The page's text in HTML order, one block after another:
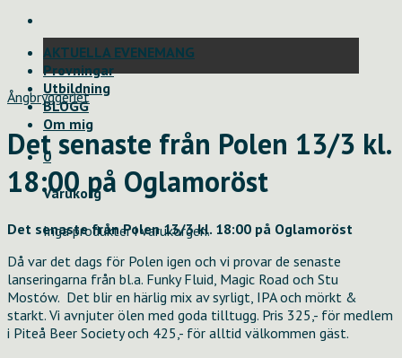
AKTUELLA EVENEMANG
Provningar
Utbildning
BLOGG
Om mig
0
Varukorg
Inga produkter i varukorgen.
Ångbryggeriet
Det senaste från Polen 13/3 kl.
18:00 på Oglamoröst
Det senaste från Polen 13/3 kl. 18:00 på Oglamoröst
Då var det dags för Polen igen och vi provar de senaste
lanseringarna från bl.a. Funky Fluid, Magic Road och Stu
Mostów. Det blir en härlig mix av syrligt, IPA och mörkt &
starkt. Vi avnjuter ölen med goda tilltugg. Pris 325,- för medlem
i Piteå Beer Society och 425,- för alltid välkommen gäst.